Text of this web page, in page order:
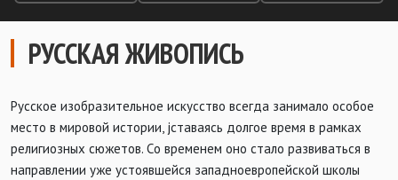
РУССКАЯ ЖИВОПИСЬ
Русское изобразительное искусство всегда занимало особое
место в мировой истории, jставаясь долгое время в рамках
религиозных сюжетов. Cо временем оно стало развиваться в
направлении уже устоявшейся западноевропейской школы